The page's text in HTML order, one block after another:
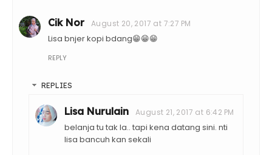
Cik Nor August 20, 2017 at 7:27 PM
Lisa bnjer kopi bdang😁😁😁
REPLY
REPLIES
Lisa Nurulain August 21, 2017 at 6:42 PM
belanja tu tak la.. tapi kena datang sini. nti
lisa bancuh kan sekali